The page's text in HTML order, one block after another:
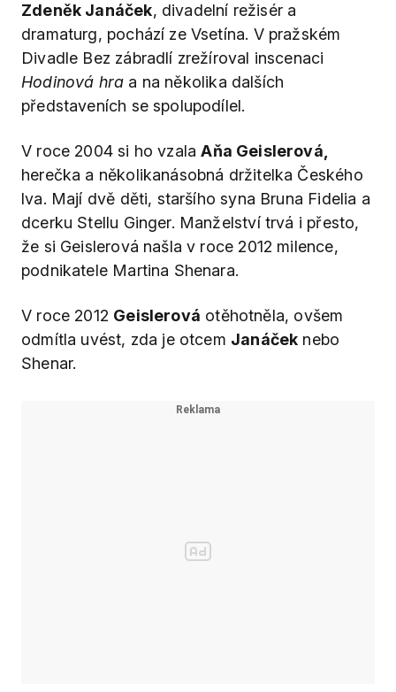
Zdeněk Janáček, divadelní režisér a
dramaturg, pochází ze Vsetína. V pražském
Divadle Bez zábradlí zrežíroval inscenaci
Hodinová hra a na několika dalších
představeních se spolupodílel.
V roce 2004 si ho vzalaAňa Geislerová,
herečka a několikanásobná držitelka Českého
lva. Mají dvě děti, staršího syna Bruna Fidelia a
dcerku Stellu Ginger. Manželství trvá i přesto,
že si Geislerová našla v roce 2012 milence,
podnikatele Martina Shenara.
V roce 2012 Geislerová otěhotněla, ovšem
odmítla uvést, zda je otcem Janáček nebo
Shenar.